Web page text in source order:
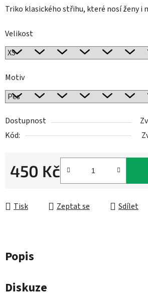
Triko klasického střihu, které nosí ženy i
Velikost
Motiv
Dostupnost
Kód:
450 Kč
Tisk Zeptat se Sdílet
Popis
Diskuze